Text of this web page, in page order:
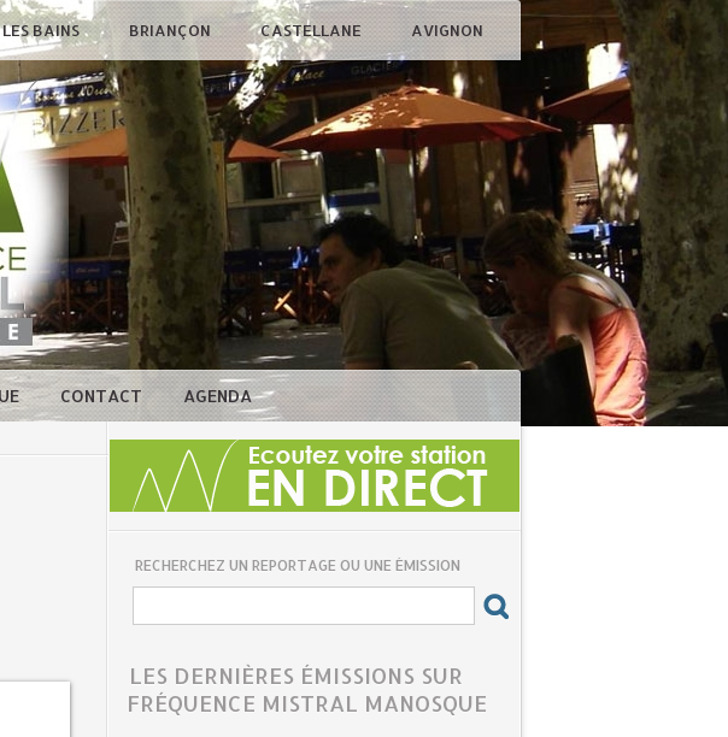
BAINS BRIANÇON CASTELLANE AVIGNON
CONTACT AGENDA
RECHERCHEZ UN REPORTAGE OU UNE ÉMISSION
LES DERNIÈRES ÉMISSIONS SUR
FRÉQUENCE MISTRAL MANOSQUE